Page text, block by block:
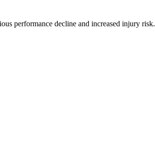
performance decline and increased injury risk.